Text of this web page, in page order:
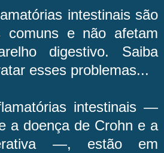
intestinais são
comuns e não afetam
digestivo. Saiba
esses problemas...
intestinais —
a doença de Crohn e a
—, estão em